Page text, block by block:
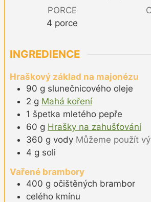
PORCE
4 porce
INGREDIENCE
Hraškový základ na majonézu
90 g slunečnicového oleje
2 g Mahá koření
1 špetka mletého pepře
60 g Hrašky na zahušťování
360 g vody Můžeme použít
4 g soli
Vařené brambory
400 g očištěných brambor
celého kmínu